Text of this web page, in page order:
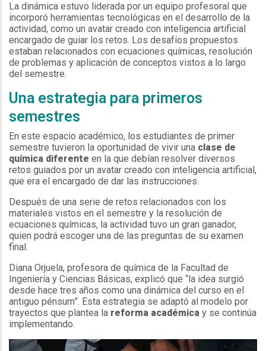
La dinámica estuvo liderada por un equipo profesoral que
incorporó herramientas tecnológicas en el desarrollo de la
actividad, como un avatar creado con inteligencia artificial
encargado de guiar los retos. Los desafíos propuestos
estaban relacionados con ecuaciones químicas, resolución
de problemas y aplicación de conceptos vistos a lo largo
del semestre.
Una estrategia para primeros
semestres
En este espacio académico, los estudiantes de primer
semestre tuvieron la oportunidad de vivir una clase de
química diferente en la que debían resolver diversos
retos guiados por un avatar creado con inteligencia artificial,
que era el encargado de dar las instrucciones.
Después de una serie de retos relacionados con los
materiales vistos en el semestre y la resolución de
ecuaciones químicas, la actividad tuvo un gran ganador,
quien podrá escoger una de las preguntas de su examen
final.
Diana Orjuela, profesora de química de la Facultad de
Ingeniería y Ciencias Básicas, explicó que “la idea surgió
desde hace tres años como una dinámica del curso en el
antiguo pénsum”. Esta estrategia se adaptó al modelo por
trayectos que plantea la reforma académica y se continúa
implementando.